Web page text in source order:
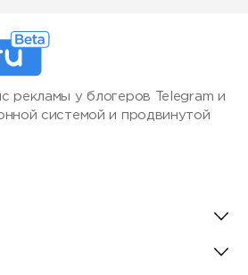
рекламы у блогеров Telegram и
системой и продвинутой